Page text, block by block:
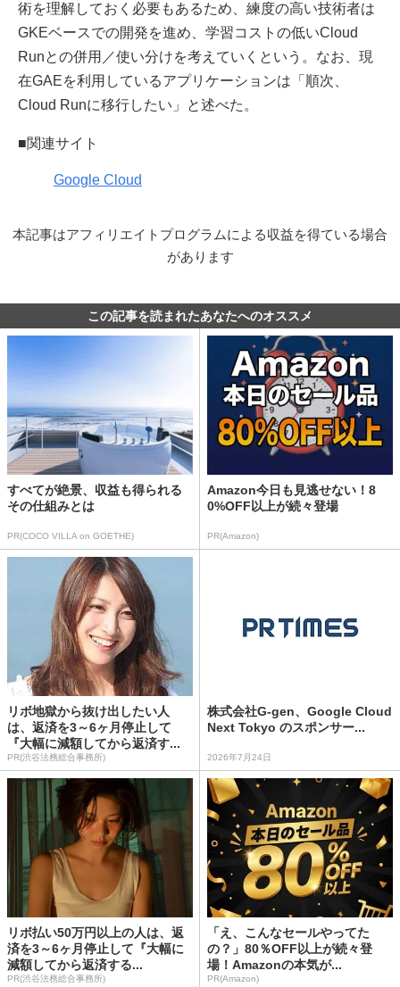
術を理解しておく必要もあるため、練度の高い技術者は
GKEベースでの開発を進め、学習コストの低いCloud
Runとの併用／使い分けを考えていくという。なお、現
在GAEを利用しているアプリケーションは「順次、
Cloud Runに移行したい」と述べた。
■関連サイト
Google Cloud
本記事はアフィリエイトプログラムによる収益を得ている場合
があります
この記事を読まれたあなたへのオススメ
すべてが絶景、収益も得られる
その仕組みとは
PR(COCO VILLA on GOETHE)
Amazon今日も見逃せない！8
0%OFF以上が続々登場
PR(Amazon)
リボ地獄から抜け出したい人
は、返済を3～6ヶ月停止して
『大幅に減額してから返済す...
PR(渋谷法務総合事務所)
株式会社G-gen、Google Cloud
Next Tokyo のスポンサー...
2026年7月24日
リボ払い50万円以上の人は、返
済を3～6ヶ月停止して『大幅に
減額してから返済する...
PR(渋谷法務総合事務所)
「え、こんなセールやってた
の？」80％OFF以上が続々登
場！Amazonの本気が...
PR(Amazon)